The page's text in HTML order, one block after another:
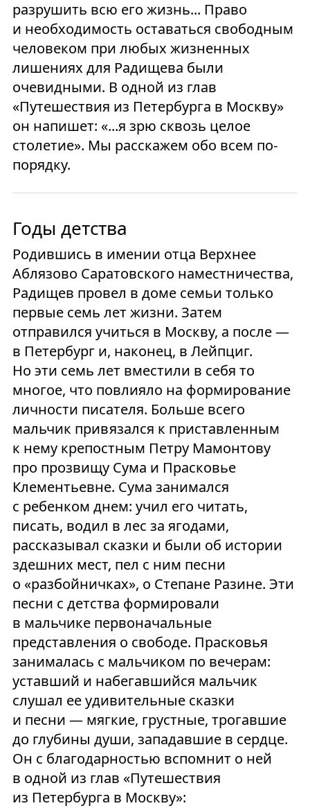
разрушить всю его жизнь... Право
и необходимость оставаться свободным
человеком при любых жизненных
лишениях для Радищева были
очевидными. В одной из глав
«Путешествия из Петербурга в Москву»
он напишет: «...я зрю сквозь целое
столетие». Мы расскажем обо всем по-
порядку.
Годы детства
Родившись в имении отца Верхнее
Аблязово Саратовского наместничества,
Радищев провел в доме семьи только
первые семь лет жизни. Затем
отправился учиться в Москву, а после —
в Петербург и, наконец, в Лейпциг.
Но эти семь лет вместили в себя то
многое, что повлияло на формирование
личности писателя. Больше всего
мальчик привязался к приставленным
к нему крепостным Петру Мамонтову
про прозвищу Сума и Прасковье
Клементьевне. Сума занимался
с ребенком днем: учил его читать,
писать, водил в лес за ягодами,
рассказывал сказки и были об истории
здешних мест, пел с ним песни
о «разбойничках», о Степане Разине. Эти
песни с детства формировали
в мальчике первоначальные
представления о свободе. Прасковья
занималась с мальчиком по вечерам:
уставший и набегавшийся мальчик
слушал ее удивительные сказки
и песни — мягкие, грустные, трогавшие
до глубины души, западавшие в сердце.
Он с благодарностью вспомнит о ней
в одной из глав «Путешествия
из Петербурга в Москву»: